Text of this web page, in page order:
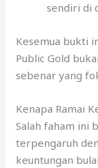
sendiri di
Kesemua bukti
Public Gold
sebenar yang
Kenapa Ramai
Salah faham ini
terpengaruh
keuntungan